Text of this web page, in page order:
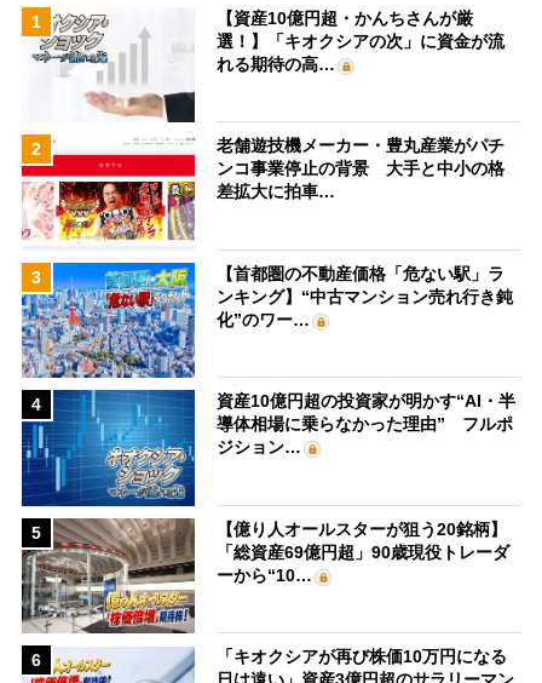
1
【資産10億円超・かんちさんが厳
選！】「キオクシアの次」に資金が流
れる期待の高…
2
老舗遊技機メーカー・豊丸産業がパチ
ンコ事業停止の背景 大手と中小の格
差拡大に拍車…
3
【首都圏の不動産価格「危ない駅」ラ
ンキング】“中古マンション売れ行き鈍
化”のワー…
4
資産10億円超の投資家が明かす“AI・半
導体相場に乗らなかった理由” フルポ
ジション…
5
【億り人オールスターが狙う20銘柄】
「総資産69億円超」90歳現役トレーダ
ーから“10…
6
「キオクシアが再び株価10万円になる